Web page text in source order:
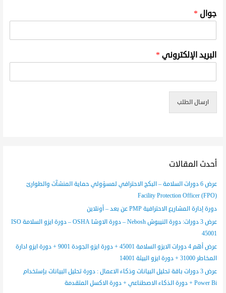
جوال *
البريد الإلكتروني *
ارسال الطلب
أحدث المقالات
عرض 6 دورات السلامة – البكج الاحترافي لمسؤولي حماية المنشآت والطوارئ
(FPO) Facility Protection Officer
دورة إدارة المشاريع الاحترافية PMP عن بعد – أونلاين
عرض 3 دورات: دورة النيبوش Nebosh – دورة الاوشا OSHA – دورة ايزو السلامة ISO
45001
عرض أهم 4 دورات الايزو السلامة 45001 + دورة ايزو الجودة 9001 + دورة ايزو ادارة
المخاطر 31000 + دورة ايزو البيئة 14001
عرض 3 دورات باقة تحليل البيانات وذكاء الاعمال : دورة تحليل البيانات بإستخدام
Power Bi + دورة الذكاء الاصطناعي + دورة الاكسل المتقدمة